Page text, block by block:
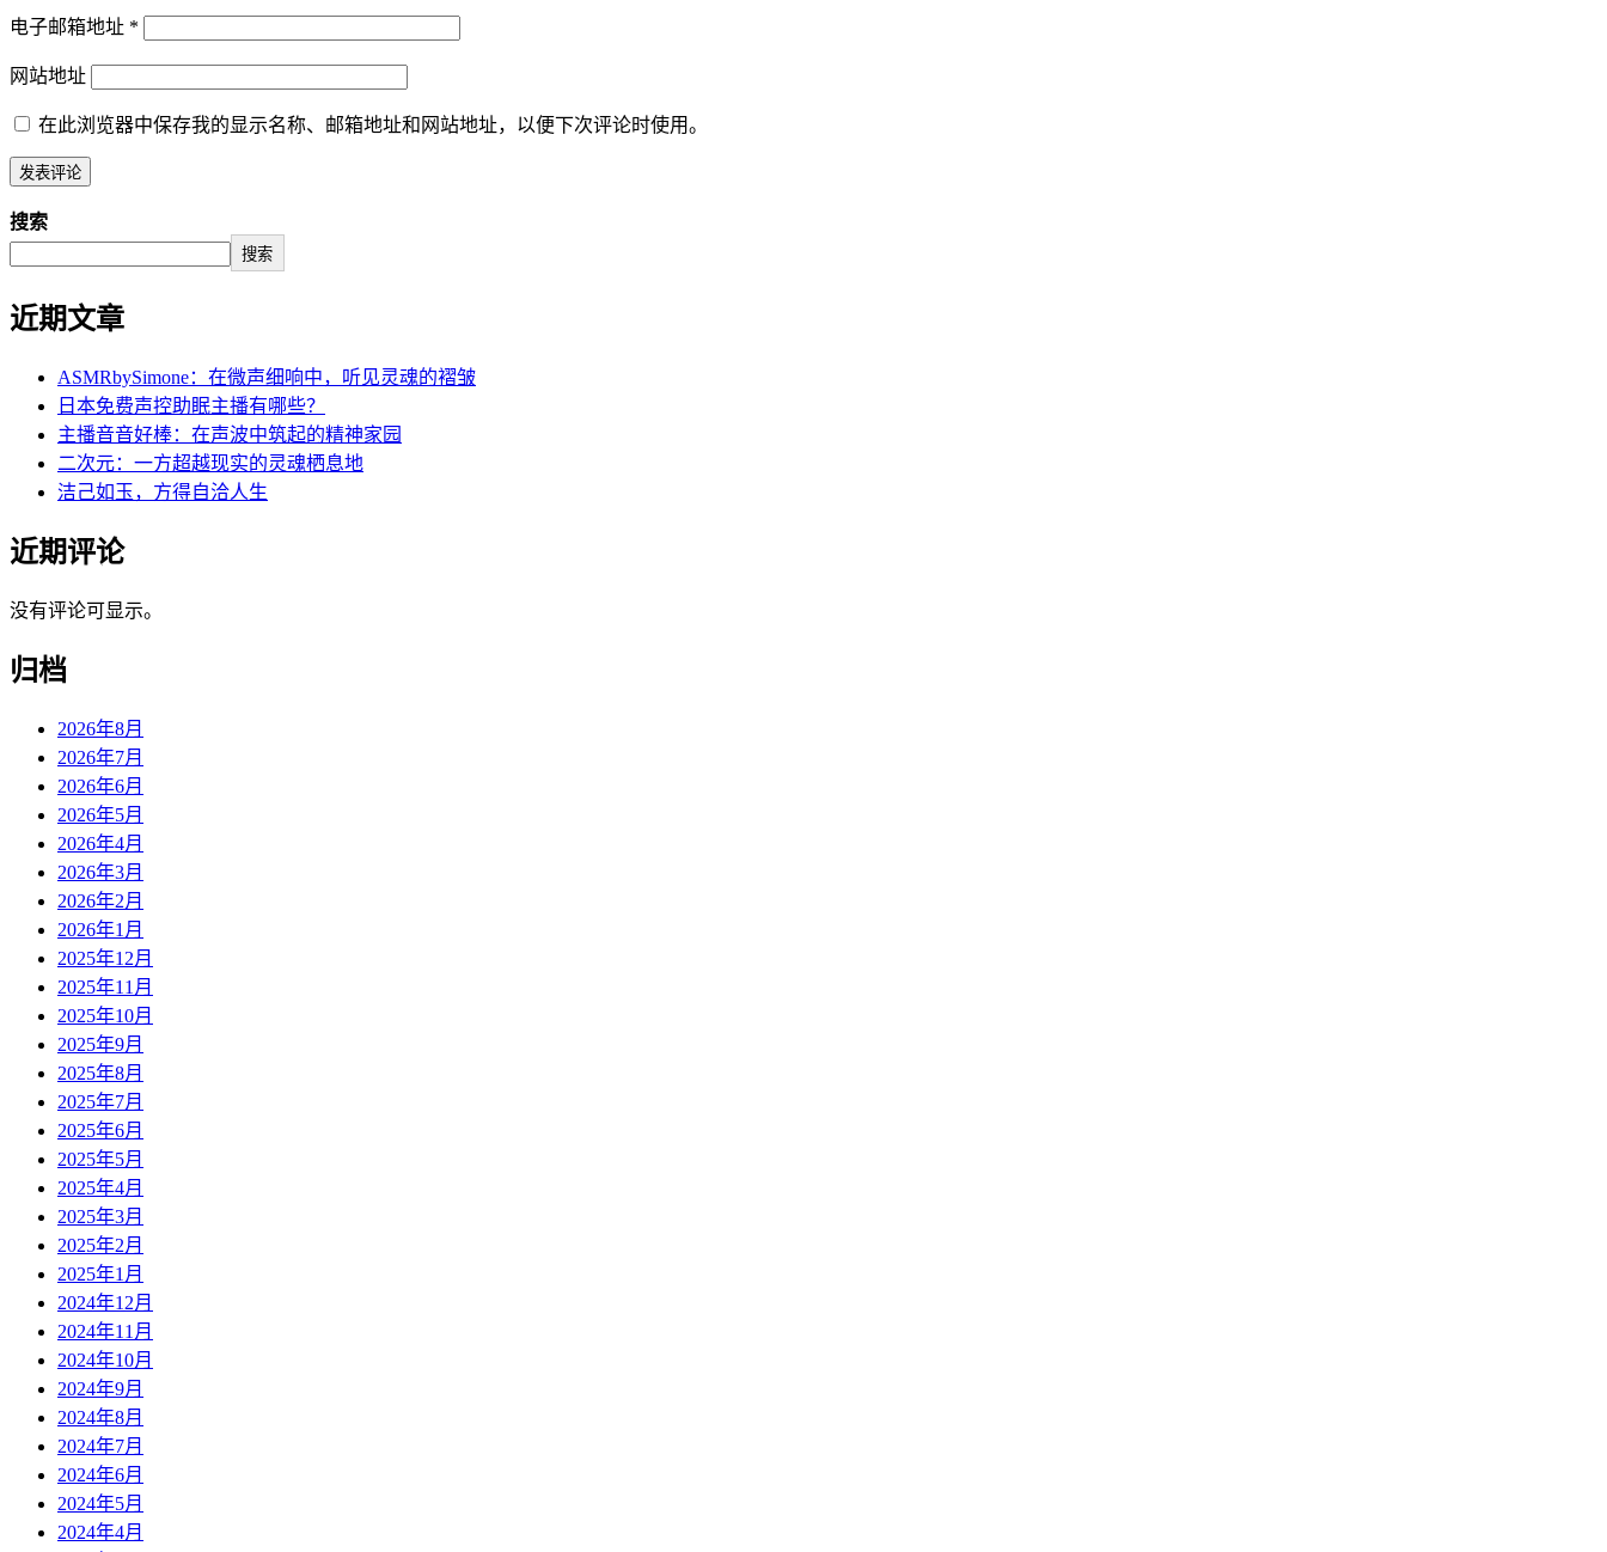
电子邮箱地址 *
网站地址
在此浏览器中保存我的显示名称、邮箱地址和网站地址，以便下次评论时使用。
搜索
搜索
近期文章
ASMRbySimone：在微声细响中，听见灵魂的褶皱
日本免费声控助眠主播有哪些？
主播音音好棒：在声波中筑起的精神家园
二次元：一方超越现实的灵魂栖息地
洁己如玉，方得自洽人生
近期评论
没有评论可显示。
归档
2026年8月
2026年7月
2026年6月
2026年5月
2026年4月
2026年3月
2026年2月
2026年1月
2025年12月
2025年11月
2025年10月
2025年9月
2025年8月
2025年7月
2025年6月
2025年5月
2025年4月
2025年3月
2025年2月
2025年1月
2024年12月
2024年11月
2024年10月
2024年9月
2024年8月
2024年7月
2024年6月
2024年5月
2024年4月